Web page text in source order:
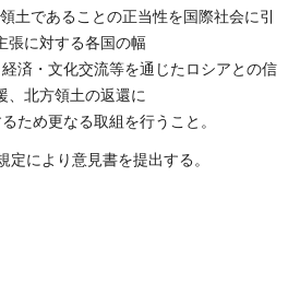
土であることの正当性を国際社会に引
張に対する各国の幅
済・文化交流等を通じたロシアとの信
、北方領土の返還に
ため更なる取組を行うこと。
定により意見書を提出する。